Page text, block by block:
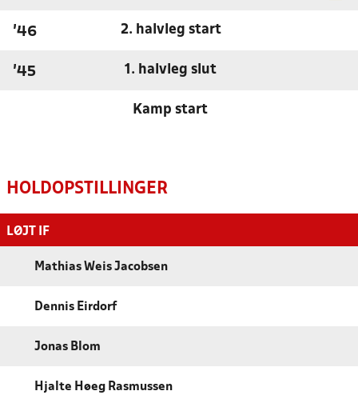
'46 2. halvleg start
'45 1. halvleg slut
Kamp start
HOLDOPSTILLINGER
LØJT IF
Mathias Weis Jacobsen
Dennis Eirdorf
Jonas Blom
Hjalte Høeg Rasmussen